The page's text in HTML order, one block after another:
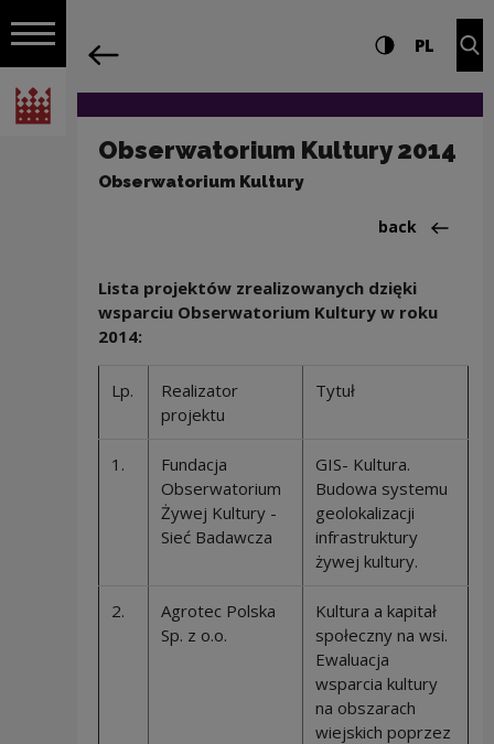
Open navigation
National Centre for Culture Poland
Navigation Settings and search
High contrast
PL
Obserwatorium Kultury 2014
Obserwatorium Kultury
Back
back
Lista projektów zrealizowanych dzięki
wsparciu Obserwatorium Kultury w roku
2014:
Lp.
Realizator
projektu
Tytuł
1.
Fundacja
Obserwatorium
Żywej Kultury -
Sieć Badawcza
GIS- Kultura.
Budowa systemu
geolokalizacji
infrastruktury
żywej kultury.
2.
Agrotec Polska
Sp. z o.o.
Kultura a kapitał
społeczny na wsi.
Ewaluacja
wsparcia kultury
na obszarach
wiejskich poprzez